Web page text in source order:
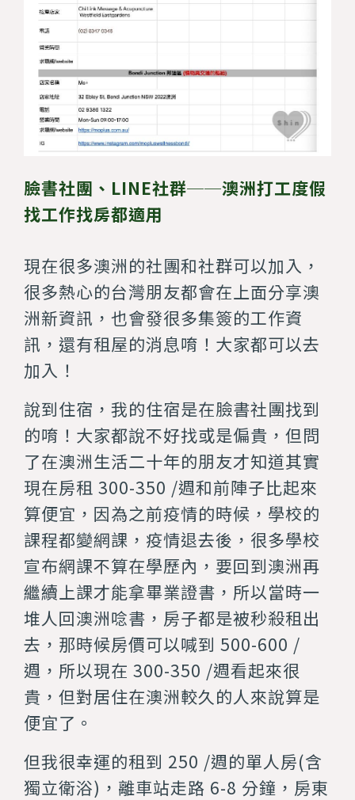
臉書社團、LINE社群──澳洲打工度假
找工作找房都適用
現在很多澳洲的社團和社群可以加入，
很多熱心的台灣朋友都會在上面分享澳
洲新資訊，也會發很多集簽的工作資
訊，還有租屋的消息唷！大家都可以去
加入！
說到住宿，我的住宿是在臉書社團找到
的唷！大家都說不好找或是偏貴，但問
了在澳洲生活二十年的朋友才知道其實
現在房租 300-350 /週和前陣子比起來
算便宜，因為之前疫情的時候，學校的
課程都變網課，疫情退去後，很多學校
宣布網課不算在學歷內，要回到澳洲再
繼續上課才能拿畢業證書，所以當時一
堆人回澳洲唸書，房子都是被秒殺租出
去，那時候房價可以喊到 500-600 /
週，所以現在 300-350 /週看起來很
貴，但對居住在澳洲較久的人來說算是
便宜了。
但我很幸運的租到 250 /週的單人房(含
獨立衛浴)，離車站走路 6-8 分鐘，房東